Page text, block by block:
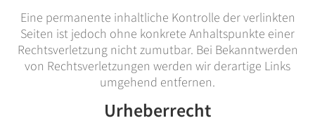
Eine permanente inhaltliche Kontrolle der verlinkten
Seiten ist jedoch ohne konkrete Anhaltspunkte einer
Rechtsverletzung nicht zumutbar. Bei Bekanntwerden
von Rechtsverletzungen werden wir derartige Links
umgehend entfernen.
Urheberrecht